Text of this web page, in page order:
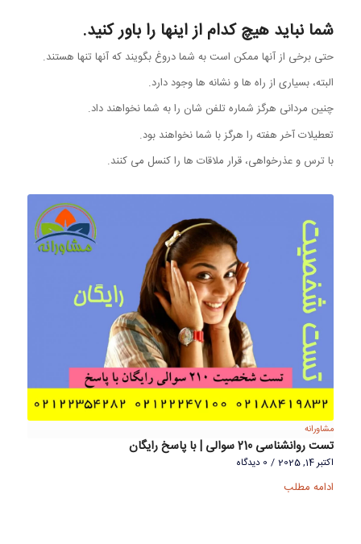
شما نباید هیچ کدام از اینها را باور کنید.
حتی برخی از آنها ممکن است به شما دروغ بگویند که آنها تنها هستند.
البته، بسیاری از راه ها و نشانه ها وجود دارد.
چنین مردانی هرگز شماره تلفن شان را به شما نخواهند داد.
تعطیلات آخر هفته را هرگز با شما نخواهند بود.
با ترس و عذرخواهی، قرار ملاقات ها را کنسل می کنند.
مشاورانه
تست روانشناسی 210 سوالی | با پاسخ رایگان
اکتبر 14, 2025 / 0 دیدگاه
ادامه مطلب